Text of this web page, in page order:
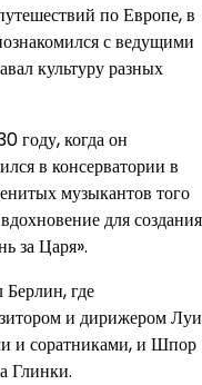
по Европе, в
с ведущими
культуру разных
году, когда он
в консерватории в
музыкантов того
для создания
за Царя».
где
и дирижером Луи
и соратниками, и Шпор
Глинки.